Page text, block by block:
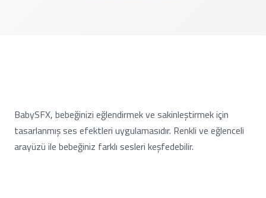
BabySFX, bebeğinizi eğlendirmek ve sakinleştirmek için
tasarlanmış ses efektleri uygulamasıdır. Renkli ve eğlenceli
arayüzü ile bebeğiniz farklı sesleri keşfedebilir.